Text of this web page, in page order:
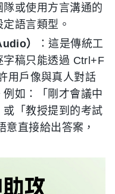
或使用方言溝通的
語言類型。
）
：這是傳統工
字稿只能透過 Ctrl+F
用戶像與真人對話
如：「剛才會議中
「教授提到的考試
意直接給出答案，